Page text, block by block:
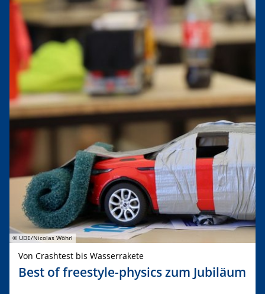
© UDE/Nicolas Wöhrl
Von Crashtest bis Wasserrakete
Best of freestyle-physics zum Jubiläum